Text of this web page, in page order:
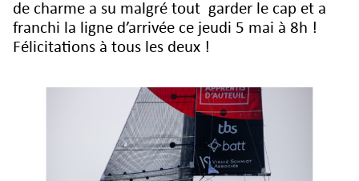
de charme a su malgré tout garder le cap et a
franchi la ligne d’arrivée ce jeudi 5 mai à 8h !
Félicitations à tous les deux !